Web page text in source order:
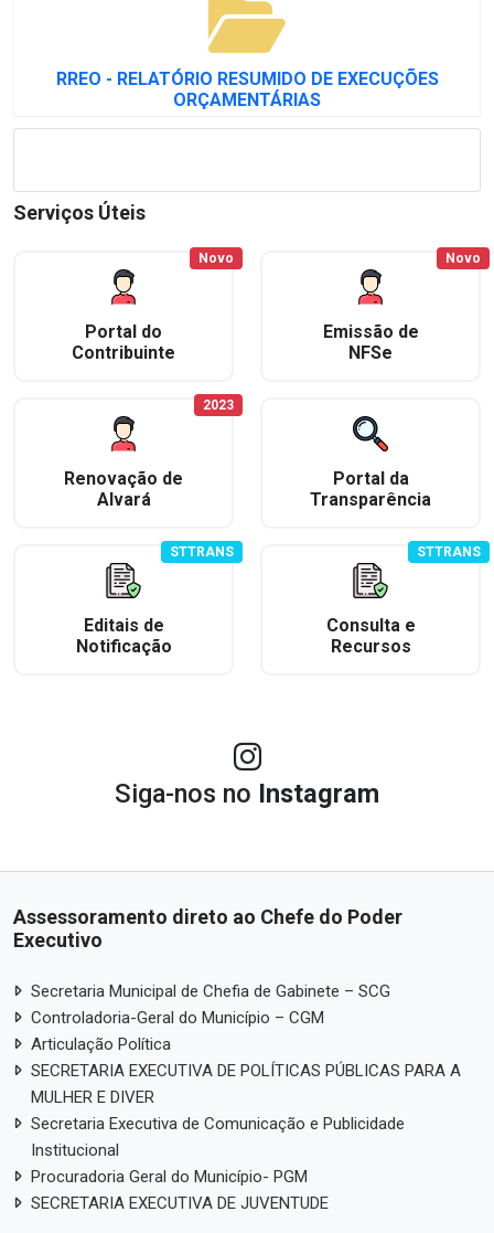
RREO - RELATÓRIO RESUMIDO DE EXECUÇÕES
ORÇAMENTÁRIAS
Serviços Úteis
Portal do
Contribuinte
Novo
Emissão de
NFSe
Novo
Renovação de
Alvará
2023
Portal da
Transparência
Editais de
Notificação
STTRANS
Consulta e
Recursos
STTRANS
Siga-nos no Instagram
Assessoramento direto ao Chefe do Poder
Executivo
Secretaria Municipal de Chefia de Gabinete – SCG
Controladoria-Geral do Município – CGM
Articulação Política
SECRETARIA EXECUTIVA DE POLÍTICAS PÚBLICAS PARA A
MULHER E DIVER
Secretaria Executiva de Comunicação e Publicidade
Institucional
Procuradoria Geral do Município- PGM
SECRETARIA EXECUTIVA DE JUVENTUDE